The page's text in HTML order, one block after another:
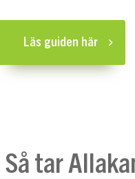
Läs guiden här
Så tar